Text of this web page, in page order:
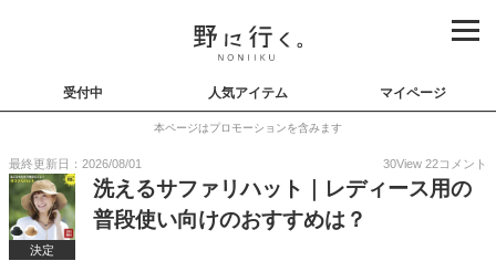
受付中 人気アイテム マイページ
本ページはプロモーションを含みます
最終更新日：2026/08/01 30View 22コメント
決定
洗えるサファリハット｜レディース用の
普段使い向けのおすすめは？